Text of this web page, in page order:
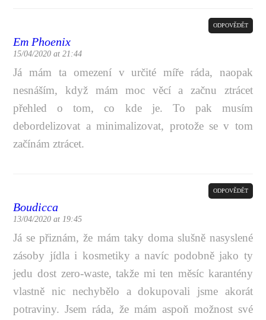
Em Phoenix
15/04/2020 at 21:44
ODPOVĚDĚT
Já mám ta omezení v určité míře ráda, naopak
nesnáším, když mám moc věcí a začnu ztrácet
přehled o tom, co kde je. To pak musím
debordelizovat a minimalizovat, protože se v tom
začínám ztrácet.
Boudicca
13/04/2020 at 19:45
ODPOVĚDĚT
Já se přiznám, že mám taky doma slušně nasyslené
zásoby jídla i kosmetiky a navíc podobně jako ty
jedu dost zero-waste, takže mi ten měsíc karantény
vlastně nic nechybělo a dokupovali jsme akorát
potraviny. Jsem ráda, že mám aspoň možnost své